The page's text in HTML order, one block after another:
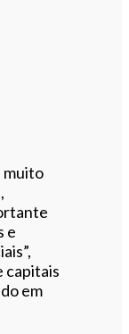
muito
e
capitais
em